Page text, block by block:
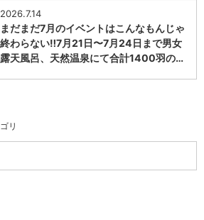
2026.7.14
まだまだ7月のイベントはこんなもんじゃ
終わらない‼️7月21日〜7月24日まで男女
露天風呂、天然温泉にて合計1400羽の…
リ